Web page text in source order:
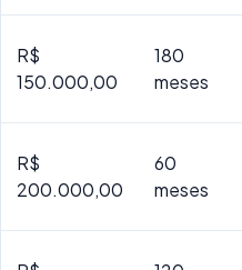
R$
150.000,00
180
meses
R$
200.000,00
60
meses